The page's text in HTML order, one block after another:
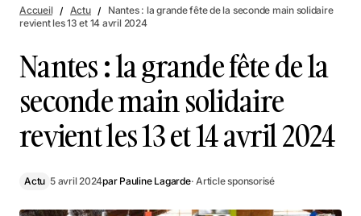
les 13 et 14 avril 2024
Accueil Actu
Nantes : la grande fête de la seconde main solidaire
revient les 13 et 14 avril 2024
Nantes : la grande fête de la
seconde main solidaire
revient les 13 et 14 avril 2024
Actu 5 avril 2024par Pauline Lagarde· Article sponsorisé